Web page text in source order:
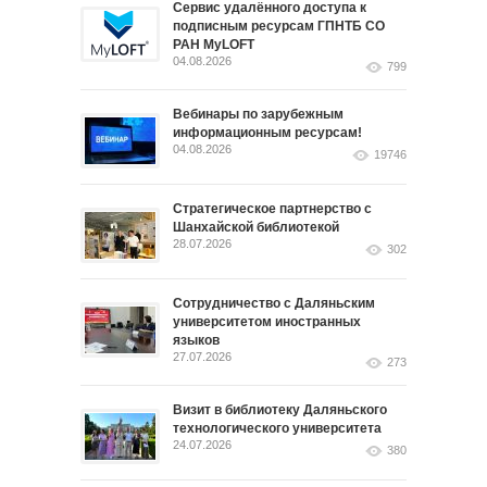
Сервис удалённого доступа к
подписным ресурсам ГПНТБ СО
РАН MyLOFT
04.08.2026 799
Вебинары по зарубежным
информационным ресурсам!
04.08.2026 19746
Стратегическое партнерство с
Шанхайской библиотекой
28.07.2026 302
Сотрудничество с Даляньским
университетом иностранных
языков
27.07.2026 273
Визит в библиотеку Даляньского
технологического университета
24.07.2026 380